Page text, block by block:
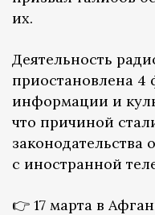
их.
Деятельность
приостановлена 4
информации и
что причиной
с иностранной
👉 17 марта в